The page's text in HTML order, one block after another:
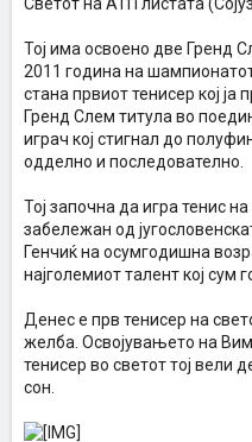
Тој има освоено две Гренд
2011 година на
стана првиот тенисер кој ја
Гренд Слем титула во
играч кој стигнал до
одделно и последователно.
Тој започна да игра тенис
забележан од
Генчиќ на осумгодишна
најголемиот талент кој
Денес е прв тенисер на
желба. Освојувањето на
тенисер во светот тој вели
сон.